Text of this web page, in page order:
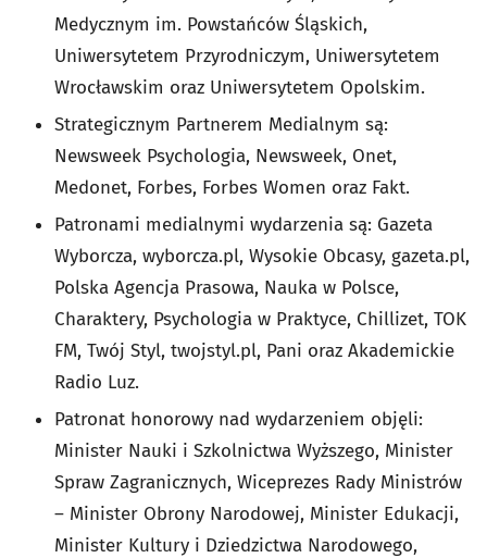
Medycznym im. Powstańców Śląskich,
Uniwersytetem Przyrodniczym, Uniwersytetem
Wrocławskim oraz Uniwersytetem Opolskim.
Strategicznym Partnerem Medialnym są:
Newsweek Psychologia, Newsweek, Onet,
Medonet, Forbes, Forbes Women oraz Fakt.
Patronami medialnymi wydarzenia są: Gazeta
Wyborcza, wyborcza.pl, Wysokie Obcasy, gazeta.pl,
Polska Agencja Prasowa, Nauka w Polsce,
Charaktery, Psychologia w Praktyce, Chillizet, TOK
FM, Twój Styl, twojstyl.pl, Pani oraz Akademickie
Radio Luz.
Patronat honorowy nad wydarzeniem objęli:
Minister Nauki i Szkolnictwa Wyższego, Minister
Spraw Zagranicznych, Wiceprezes Rady Ministrów
– Minister Obrony Narodowej, Minister Edukacji,
Minister Kultury i Dziedzictwa Narodowego,